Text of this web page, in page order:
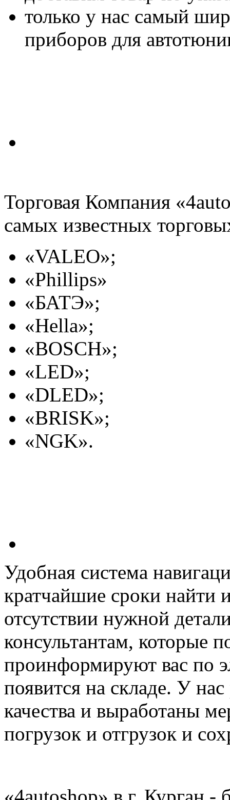
только у нас самый
приборов для
Торговая Компания
самых известных
«VALEO»;
«Phillips»
«БАТЭ»;
«Hella»;
«BOSCH»;
«LED»;
«DLED»;
«BRISK»;
«NGK».
Удобная система
кратчайшие сроки найти
отсутствии нужной
консультантам, которые
проинформируют вас по
появится на складе. У
качества и выработаны
погрузок и отгрузок и